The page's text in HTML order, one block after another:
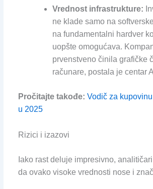
Vrednost infrastrukture:
ne klade samo na
na fundamentalni hardver
uopšte omogućava.
prvenstveno činila grafičke
računare, postala je centar
Pročitajte takođe: Vodič za
u 2025
Rizici i izazovi
Iako rast deluje impresivno,
da ovako visoke vrednosti nose i